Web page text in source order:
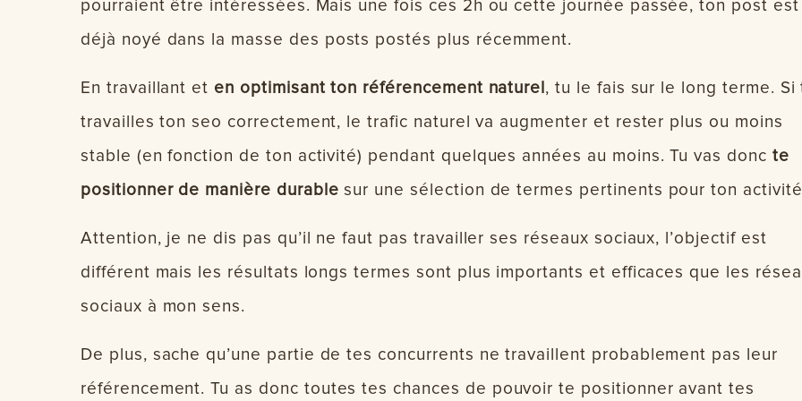
pourraient être intéressées. Mais une fois ces 2h ou cette journée passée, ton post est
déjà noyé dans la masse des posts postés plus récemment.
En travaillant et en optimisant ton référencement naturel , tu le fais sur le long terme. Si
travailles ton seo correctement, le trafic naturel va augmenter et rester plus ou moins
stable (en fonction de ton activité) pendant quelques années au moins. Tu vas donc te
positionner de manière durable sur une sélection de termes pertinents pour ton
Attention, je ne dis pas qu’il ne faut pas travailler ses réseaux sociaux, l’objectif est
différent mais les résultats longs termes sont plus importants et efficaces que les
sociaux à mon sens.
De plus, sache qu’une partie de tes concurrents ne travaillent probablement pas leur
référencement. Tu as donc toutes tes chances de pouvoir te positionner avant tes